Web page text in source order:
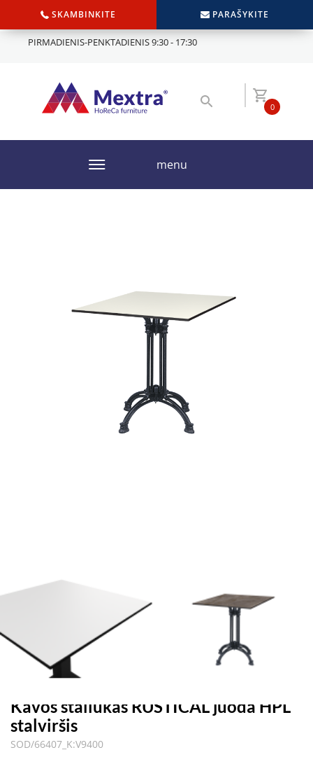
SKAMBINKITE PARAŠYKITE
PIRMADIENIS-PENKTADIENIS 9:30 - 17:30
0
menu
Kavos staliukas RUSTICAL juoda HPL
stalviršis
SOD/66407_K:V9400